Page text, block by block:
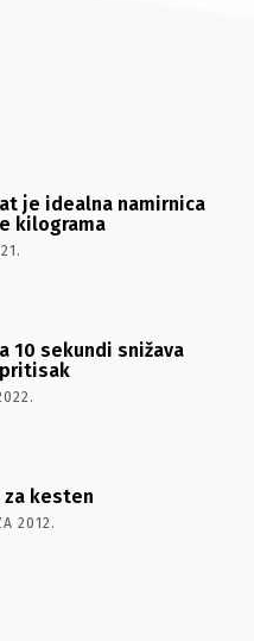
je idealna namirnica
kilograma
10 sekundi snižava
kesten
2012.